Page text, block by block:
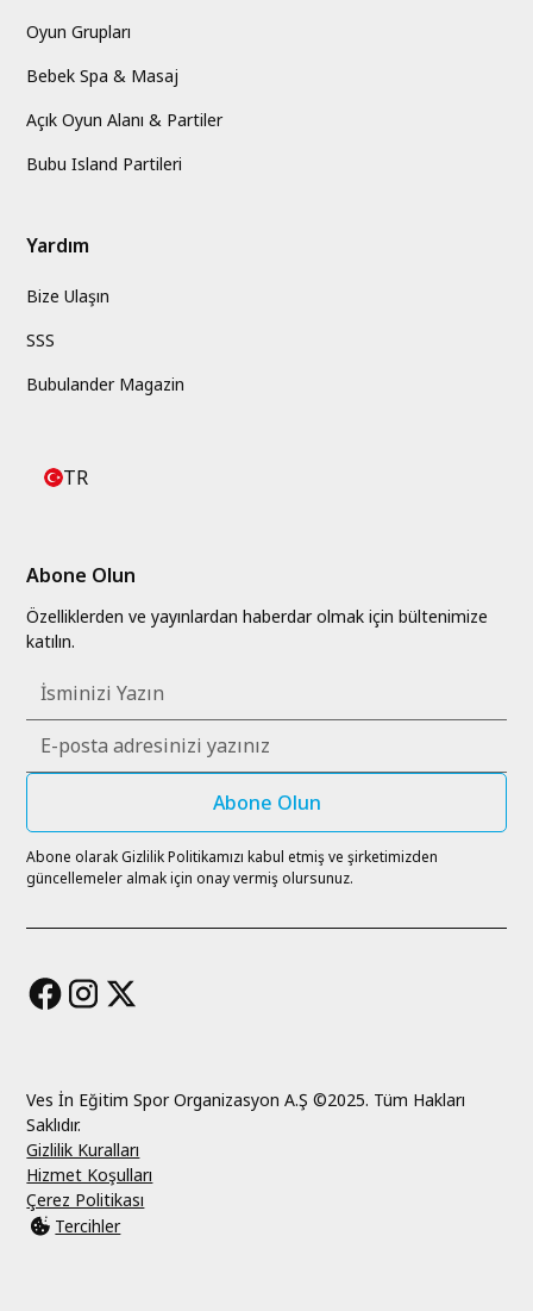
Oyun Grupları
Bebek Spa & Masaj
Açık Oyun Alanı & Partiler
Bubu Island Partileri
Yardım
Bize Ulaşın
SSS
Bubulander Magazin
TR
Abone Olun
Özelliklerden ve yayınlardan haberdar olmak için bültenimize
katılın.
Abone olarak Gizlilik Politikamızı kabul etmiş ve şirketimizden
güncellemeler almak için onay vermiş olursunuz.
Ves İn Eğitim Spor Organizasyon A.Ş ©2025. Tüm Hakları
Saklıdır.
Gizlilik Kuralları
Hizmet Koşulları
Çerez Politikası
Tercihler